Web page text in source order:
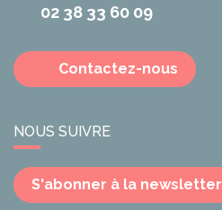
02 38 33 60 09
Contactez-nous
NOUS SUIVRE
S'abonner à la newsletter